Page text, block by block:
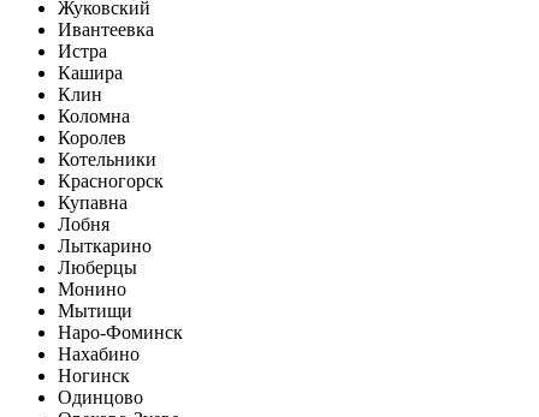
Жуковский
Ивантеевка
Истра
Кашира
Клин
Коломна
Королев
Котельники
Красногорск
Купавна
Лобня
Лыткарино
Люберцы
Монино
Мытищи
Наро-Фоминск
Нахабино
Ногинск
Одинцово